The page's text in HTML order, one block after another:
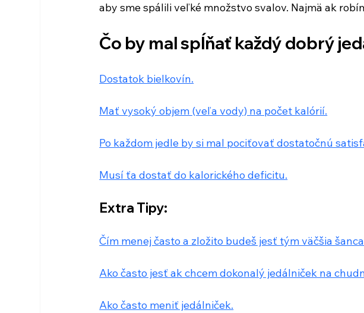
aby sme spálili veľké množstvo svalov. Najmä ak
Čo by mal spĺňať každý dobrý
Dostatok bielkovín.
Mať vysoký objem (veľa vody) na počet kalórií.
Po každom jedle by si mal pociťovať dostatočnú
Musí ťa dostať do kalorického deficitu.
Extra Tipy:
Čím menej často a zložito budeš jesť tým väčšia
Ako často jesť ak chcem dokonalý jedálniček na
Ako často meniť jedálniček.